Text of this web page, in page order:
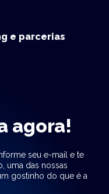
e parcerias
agora!
seu e-mail e te
uma das nossas
gostinho do que é a